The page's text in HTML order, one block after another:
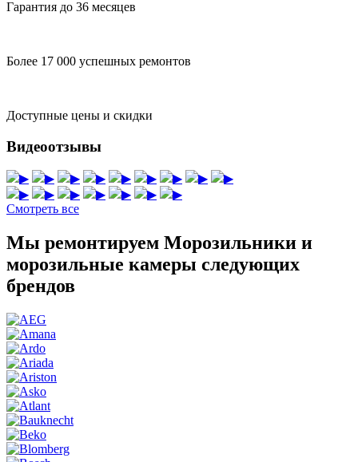
Гарантия до 36 месяцев
Более 17 000 успешных ремонтов
Доступные цены и скидки
Видеоотзывы
▶ ▶ ▶ ▶ ▶ ▶ ▶ ▶
▶
▶
▶ ▶ ▶ ▶ ▶
▶
Смотреть все
Мы ремонтируем Морозильники и
морозильные камеры следующих
брендов